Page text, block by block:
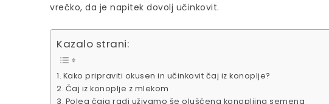
vrečko, da je napitek dovolj učinkovit.
Kazalo strani:
Kako pripraviti okusen in učinkovit čaj iz konoplje?
Čaj iz konoplje z mlekom
Poleg čaja radi uživamo še oluščena konopljina semena